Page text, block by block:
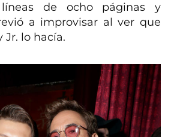
de ocho páginas y
a improvisar al ver que
Jr. lo hacía.